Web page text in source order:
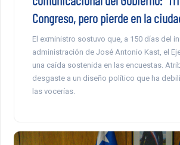
Congreso, pero pierde en la
El exministro sostuvo que, a 150 días del
administración de José Antonio Kast, el
una caída sostenida en las encuestas.
desgaste a un diseño político que ha
las vocerías.